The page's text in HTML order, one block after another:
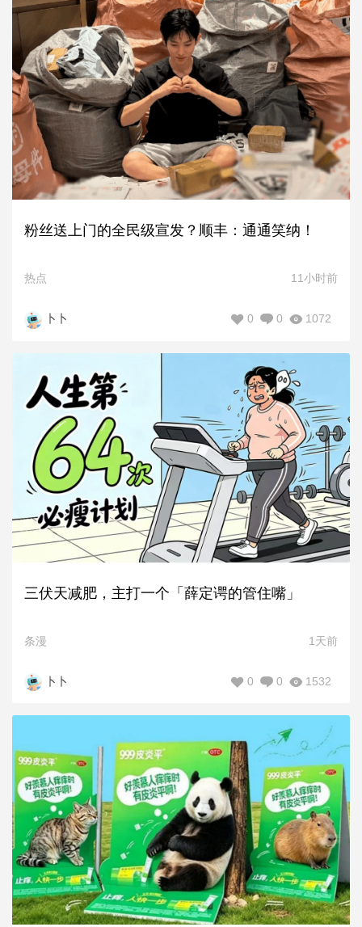
粉丝送上门的全民级宣发？顺丰：通通笑纳！
热点 11小时前
卜卜 1072
0
0
三伏天减肥，主打一个「薛定谔的管住嘴」
条漫 1天前
卜卜 1532
0
0